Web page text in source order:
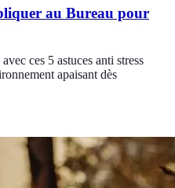
au Bureau pour
ces 5 astuces anti stress
apaisant dès